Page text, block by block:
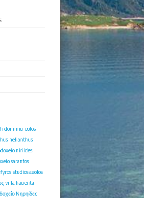
dominici eolos
helianthus
niriides
sarantos
studios aeolos
villa hacienta
Νηρηίδες